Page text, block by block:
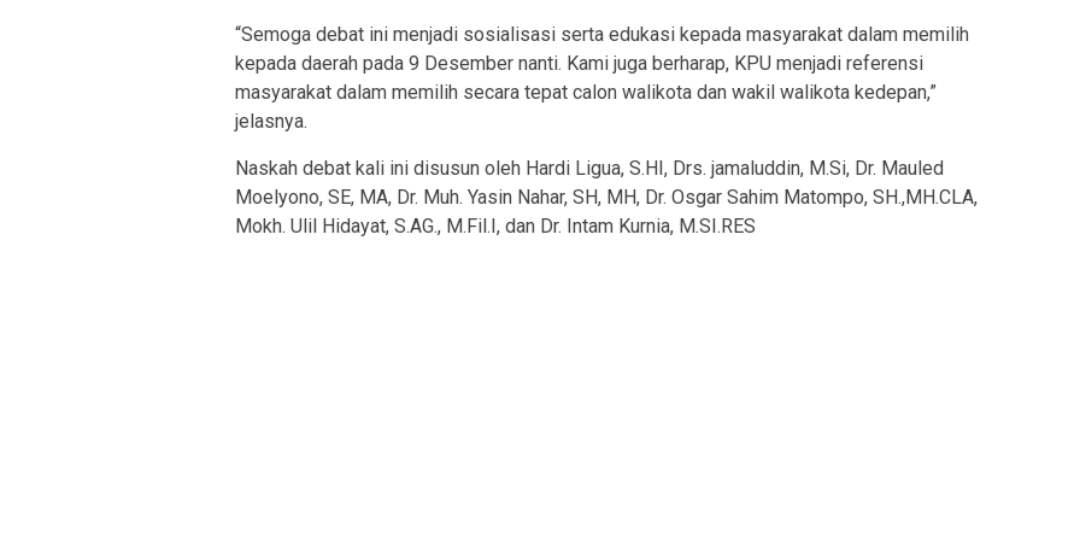
“Semoga debat ini menjadi sosialisasi serta edukasi kepada masyarakat dalam memilih
kepada daerah pada 9 Desember nanti. Kami juga berharap, KPU menjadi referensi
masyarakat dalam memilih secara tepat calon walikota dan wakil walikota kedepan,”
jelasnya.
Naskah debat kali ini disusun oleh Hardi Ligua, S.HI, Drs. jamaluddin, M.Si, Dr. Mauled
Moelyono, SE, MA, Dr. Muh. Yasin Nahar, SH, MH, Dr. Osgar Sahim Matompo, SH.,MH.CLA,
Mokh. Ulil Hidayat, S.AG., M.Fil.I, dan Dr. Intam Kurnia, M.SI.RES